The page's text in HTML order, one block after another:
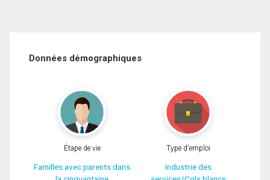
Données démographiques
Étape de vie
Familles avec parents dans
Type d'emploi
Industrie des